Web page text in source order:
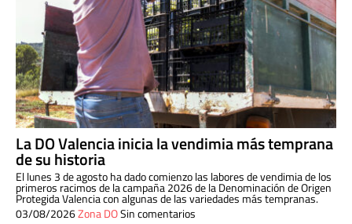
La DO Valencia inicia la vendimia más temprana
de su historia
El lunes 3 de agosto ha dado comienzo las labores de vendimia de los
primeros racimos de la campaña 2026 de la Denominación de Origen
Protegida Valencia con algunas de las variedades más tempranas.
03/08/2026Zona DOSin comentarios